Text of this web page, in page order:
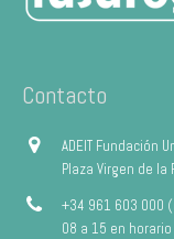
Contacto
ADEIT Fundación
Plaza Virgen de
+34 961 603 000
08 a 15 en